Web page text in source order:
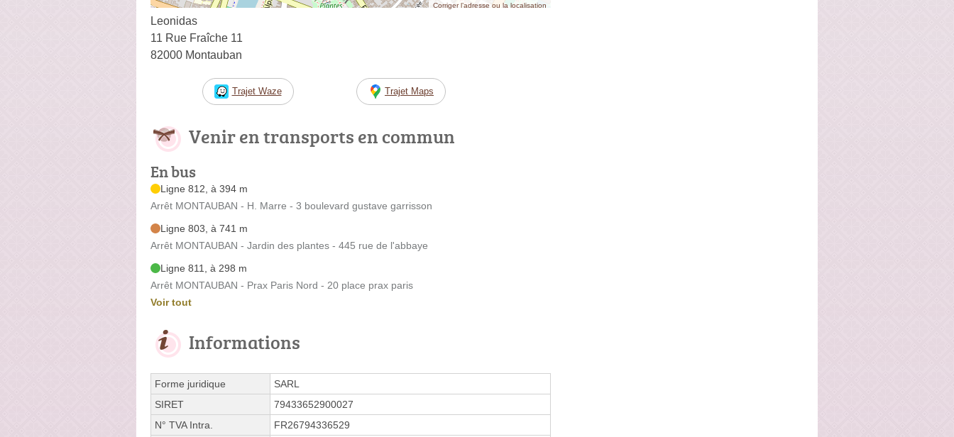
Corriger l’adresse ou la localisation
Leonidas
11 Rue Fraîche 11
82000 Montauban
Trajet Waze Trajet Maps
Venir en transports en commun
En bus
Ligne 812, à 394 m
Arrêt MONTAUBAN - H. Marre - 3 boulevard gustave garrisson
Ligne 803, à 741 m
Arrêt MONTAUBAN - Jardin des plantes - 445 rue de l'abbaye
Ligne 811, à 298 m
Arrêt MONTAUBAN - Prax Paris Nord - 20 place prax paris
Voir tout
Informations
Forme juridique
SARL
SIRET
79433652900027
N° TVA Intra.
FR26794336529